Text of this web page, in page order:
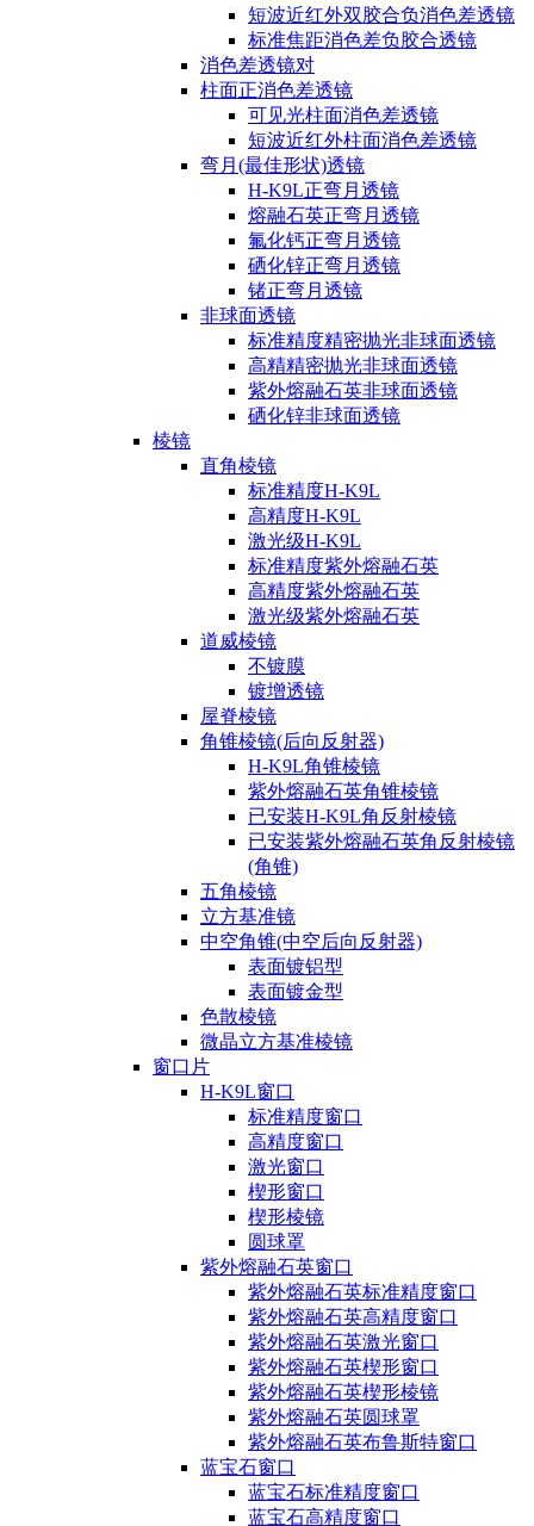
短波近红外双胶合负消色差透镜
标准焦距消色差负胶合透镜
消色差透镜对
柱面正消色差透镜
可见光柱面消色差透镜
短波近红外柱面消色差透镜
弯月(最佳形状)透镜
H-K9L正弯月透镜
熔融石英正弯月透镜
氟化钙正弯月透镜
硒化锌正弯月透镜
锗正弯月透镜
非球面透镜
标准精度精密抛光非球面透镜
高精精密抛光非球面透镜
紫外熔融石英非球面透镜
硒化锌非球面透镜
棱镜
直角棱镜
标准精度H-K9L
高精度H-K9L
激光级H-K9L
标准精度紫外熔融石英
高精度紫外熔融石英
激光级紫外熔融石英
道威棱镜
不镀膜
镀增透镜
屋脊棱镜
角锥棱镜(后向反射器)
H-K9L角锥棱镜
紫外熔融石英角锥棱镜
已安装H-K9L角反射棱镜
已安装紫外熔融石英角反射棱镜
(角锥)
五角棱镜
立方基准镜
中空角锥(中空后向反射器)
表面镀铝型
表面镀金型
色散棱镜
微晶立方基准棱镜
窗口片
H-K9L窗口
标准精度窗口
高精度窗口
激光窗口
楔形窗口
楔形棱镜
圆球罩
紫外熔融石英窗口
紫外熔融石英标准精度窗口
紫外熔融石英高精度窗口
紫外熔融石英激光窗口
紫外熔融石英楔形窗口
紫外熔融石英楔形棱镜
紫外熔融石英圆球罩
紫外熔融石英布鲁斯特窗口
蓝宝石窗口
蓝宝石标准精度窗口
蓝宝石高精度窗口